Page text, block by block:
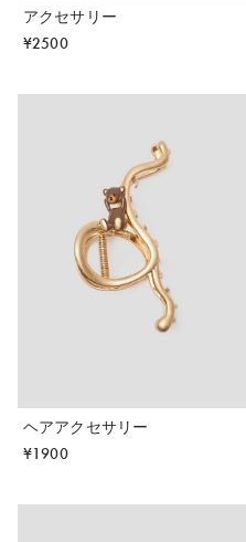
アクセサリー
¥2500
ヘアアクセサリー
¥1900